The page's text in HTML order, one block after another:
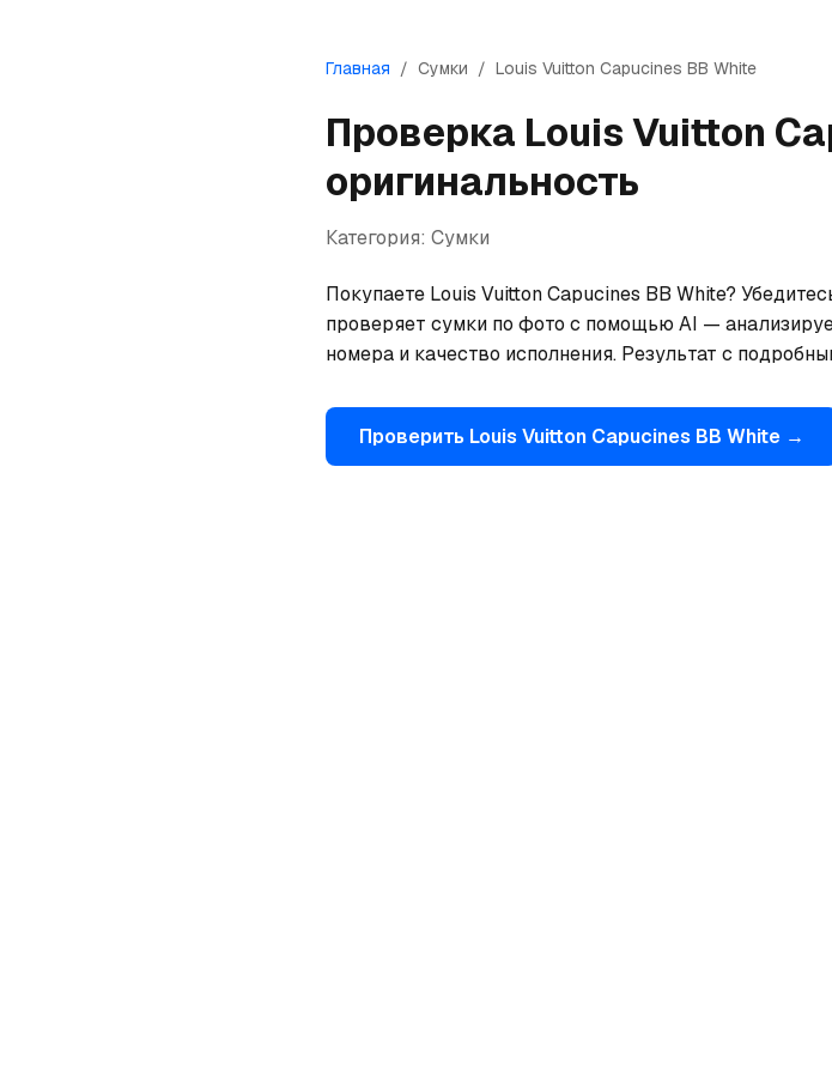
Главная / Сумки / Louis Vuitton Capucines BB White
Проверка Louis Vuitton
оригинальность
Категория: Сумки
Покупаете Louis Vuitton Capucines BB White?
проверяет сумки по фото с помощью AI —
номера и качество исполнения. Результат с
Проверить Louis Vuitton Capucines BB White →